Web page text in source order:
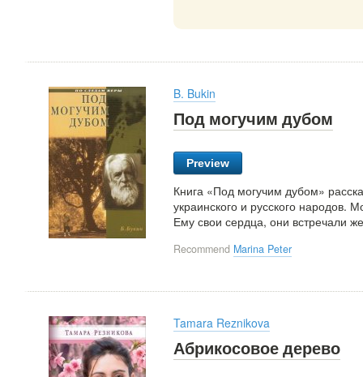
B. Bukin
Под могучим дубом
Preview
Книга «Под могучим дубом»
украинского и русского
Ему свои сердца, они встречали
Recommend Marina Peter
Tamara Reznikova
Абрикосовое дерево